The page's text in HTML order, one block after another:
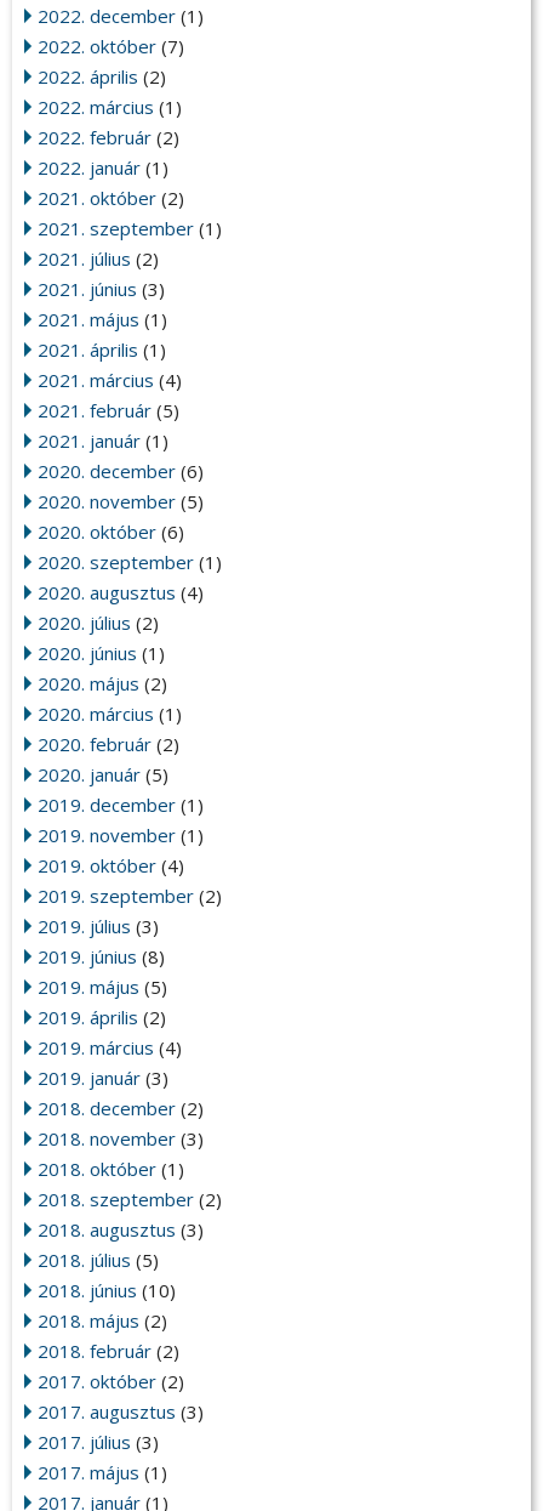
2022. december (1)
2022. október (7)
2022. április (2)
2022. március (1)
2022. február (2)
2022. január (1)
2021. október (2)
2021. szeptember (1)
2021. július (2)
2021. június (3)
2021. május (1)
2021. április (1)
2021. március (4)
2021. február (5)
2021. január (1)
2020. december (6)
2020. november (5)
2020. október (6)
2020. szeptember (1)
2020. augusztus (4)
2020. július (2)
2020. június (1)
2020. május (2)
2020. március (1)
2020. február (2)
2020. január (5)
2019. december (1)
2019. november (1)
2019. október (4)
2019. szeptember (2)
2019. július (3)
2019. június (8)
2019. május (5)
2019. április (2)
2019. március (4)
2019. január (3)
2018. december (2)
2018. november (3)
2018. október (1)
2018. szeptember (2)
2018. augusztus (3)
2018. július (5)
2018. június (10)
2018. május (2)
2018. február (2)
2017. október (2)
2017. augusztus (3)
2017. július (3)
2017. május (1)
2017. január (1)